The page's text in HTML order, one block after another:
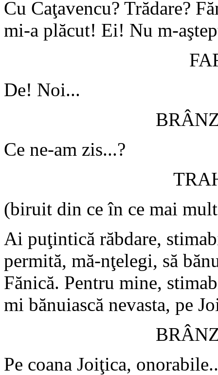
Cu Caţavencu? Trădare?
mi-a plăcut! Ei! Nu m-
De! Noi...
Ce ne-am zis...?
(biruit din ce în ce mai
Ai puţintică răbdare,
permită, mă-nţelegi, să
Fănică. Pentru mine,
mi bănuiască nevasta, pe
Pe coana Joiţica,